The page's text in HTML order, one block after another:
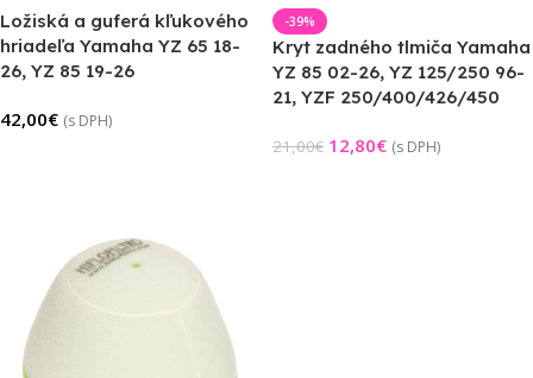
Ložiská a guferá kľukového
hriadeľa Yamaha YZ 65 18-
26, YZ 85 19-26
42,00€ (s DPH)
-39%
Kryt zadného tlmiča Yamaha
YZ 85 02-26, YZ 125/250 96-
21, YZF 250/400/426/450
21,00€ 12,80€ (s DPH)